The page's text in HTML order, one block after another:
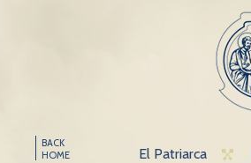
BACK
HOME
El Patriarca